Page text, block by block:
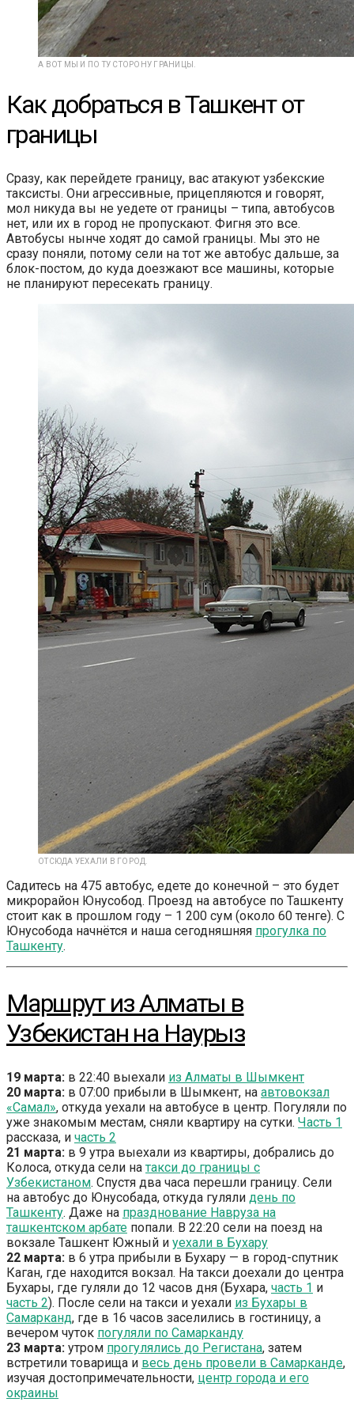
А ВОТ МЫ И ПО ТУ СТОРОНУ ГРАНИЦЫ.
Как добраться в Ташкент от
границы
Сразу, как перейдете границу, вас атакуют узбекские
таксисты. Они агрессивные, прицепляются и говорят,
мол никуда вы не уедете от границы – типа, автобусов
нет, или их в город не пропускают. Фигня это все.
Автобусы нынче ходят до самой границы. Мы это не
сразу поняли, потому сели на тот же автобус дальше, за
блок-постом, до куда доезжают все машины, которые
не планируют пересекать границу.
ОТСЮДА УЕХАЛИ В ГОРОД.
Садитесь на 475 автобус, едете до конечной – это будет
микрорайон Юнусобод. Проезд на автобусе по Ташкенту
стоит как в прошлом году – 1 200 сум (около 60 тенге). С
Юнусобода начнётся и наша сегодняшняя прогулка по
Ташкенту.
Маршрут из Алматы в
Узбекистан на Наурыз
19 марта: в 22:40 выехали из Алматы в Шымкент
20 марта: в 07:00 прибыли в Шымкент, на автовокзал
«Самал», откуда уехали на автобусе в центр. Погуляли по
уже знакомым местам, сняли квартиру на сутки. Часть 1
рассказа, и часть 2
21 марта: в 9 утра выехали из квартиры, добрались до
Колоса, откуда сели на такси до границы с
Узбекистаном. Спустя два часа перешли границу. Сели
на автобус до Юнусобада, откуда гуляли день по
Ташкенту. Даже на празднование Навруза на
ташкентском арбате попали. В 22:20 сели на поезд на
вокзале Ташкент Южный и уехали в Бухару
22 марта: в 6 утра прибыли в Бухару — в город-спутник
Каган, где находится вокзал. На такси доехали до центра
Бухары, где гуляли до 12 часов дня (Бухара, часть 1 и
часть 2). После сели на такси и уехали из Бухары в
Самарканд, где в 16 часов заселились в гостиницу, а
вечером чуток погуляли по Самарканду
23 марта: утром прогулялись до Регистана, затем
встретили товарища и весь день провели в Самарканде,
изучая достопримечательности, центр города и его
окраины